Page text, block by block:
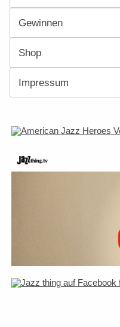
Gewinnen
Shop
Impressum